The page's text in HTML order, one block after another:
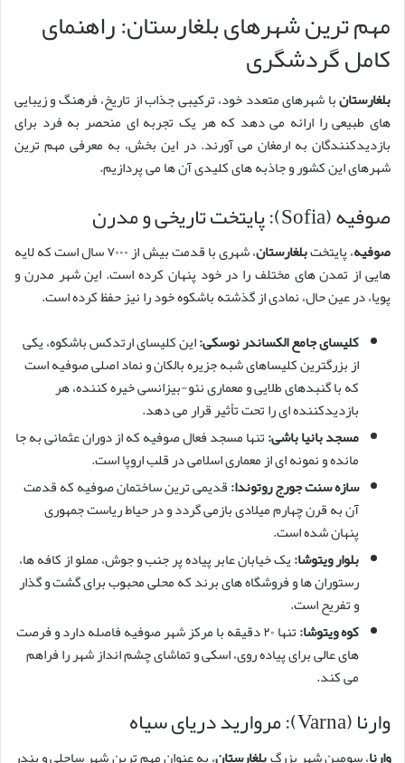
مهم ترین شهرهای بلغارستان: راهنمای
کامل گردشگری
بلغارستانبا شهرهای متعدد خود، ترکیبی جذاب از تاریخ، فرهنگ و زیبایی
های طبیعی را ارائه می دهد که هر یک تجربه ای منحصر به فرد برای
بازدیدکنندگان به ارمغان می آورند. در این بخش، به معرفی مهم ترین
شهرهای این کشور و جاذبه های کلیدی آن ها می پردازیم.
صوفیه (Sofia): پایتخت تاریخی و مدرن
صوفیه، پایتختبلغارستان
، شهری با قدمت بیش از ۷۰۰۰ سال است که لایه
هایی از تمدن های مختلف را در خود پنهان کرده است. این شهر مدرن و
پویا، در عین حال، نمادی از گذشته باشکوه خود را نیز حفظ کرده است.
کلیسای جامع الکساندر نوسکی:این کلیسای ارتدکس باشکوه، یکی
از بزرگترین کلیساهای شبه جزیره بالکان و نماد اصلی صوفیه است
که با گنبدهای طلایی و معماری نئو-بیزانسی خیره کننده، هر
بازدیدکننده ای را تحت تأثیر قرار می دهد.
مسجد بانیا باشی:تنها مسجد فعال صوفیه که از دوران عثمانی به جا
مانده و نمونه ای از معماری اسلامی در قلب اروپا است.
سازه سنت جورج روتوندا:قدیمی ترین ساختمان صوفیه که قدمت
آن به قرن چهارم میلادی بازمی گردد و در حیاط ریاست جمهوری
پنهان شده است.
بلوار ویتوشا:یک خیابان عابر پیاده پر جنب و جوش، مملو از کافه ها،
رستوران ها و فروشگاه های برند که محلی محبوب برای گشت و گذار
و تفریح است.
کوه ویتوشا:
تنها ۲۰ دقیقه با مرکز شهر صوفیه فاصله دارد و فرصت
های عالی برای پیاده روی، اسکی و تماشای چشم انداز شهر را فراهم
می کند.
وارنا (Varna): مروارید دریای سیاه
وارنا، سومین شهر بزرگبلغارستان، به عنوان مهم ترین شهر ساحلی و بندر